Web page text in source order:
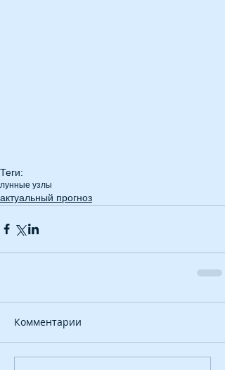
Теги:
лунные узлы
актуальный прогноз
Комментарии